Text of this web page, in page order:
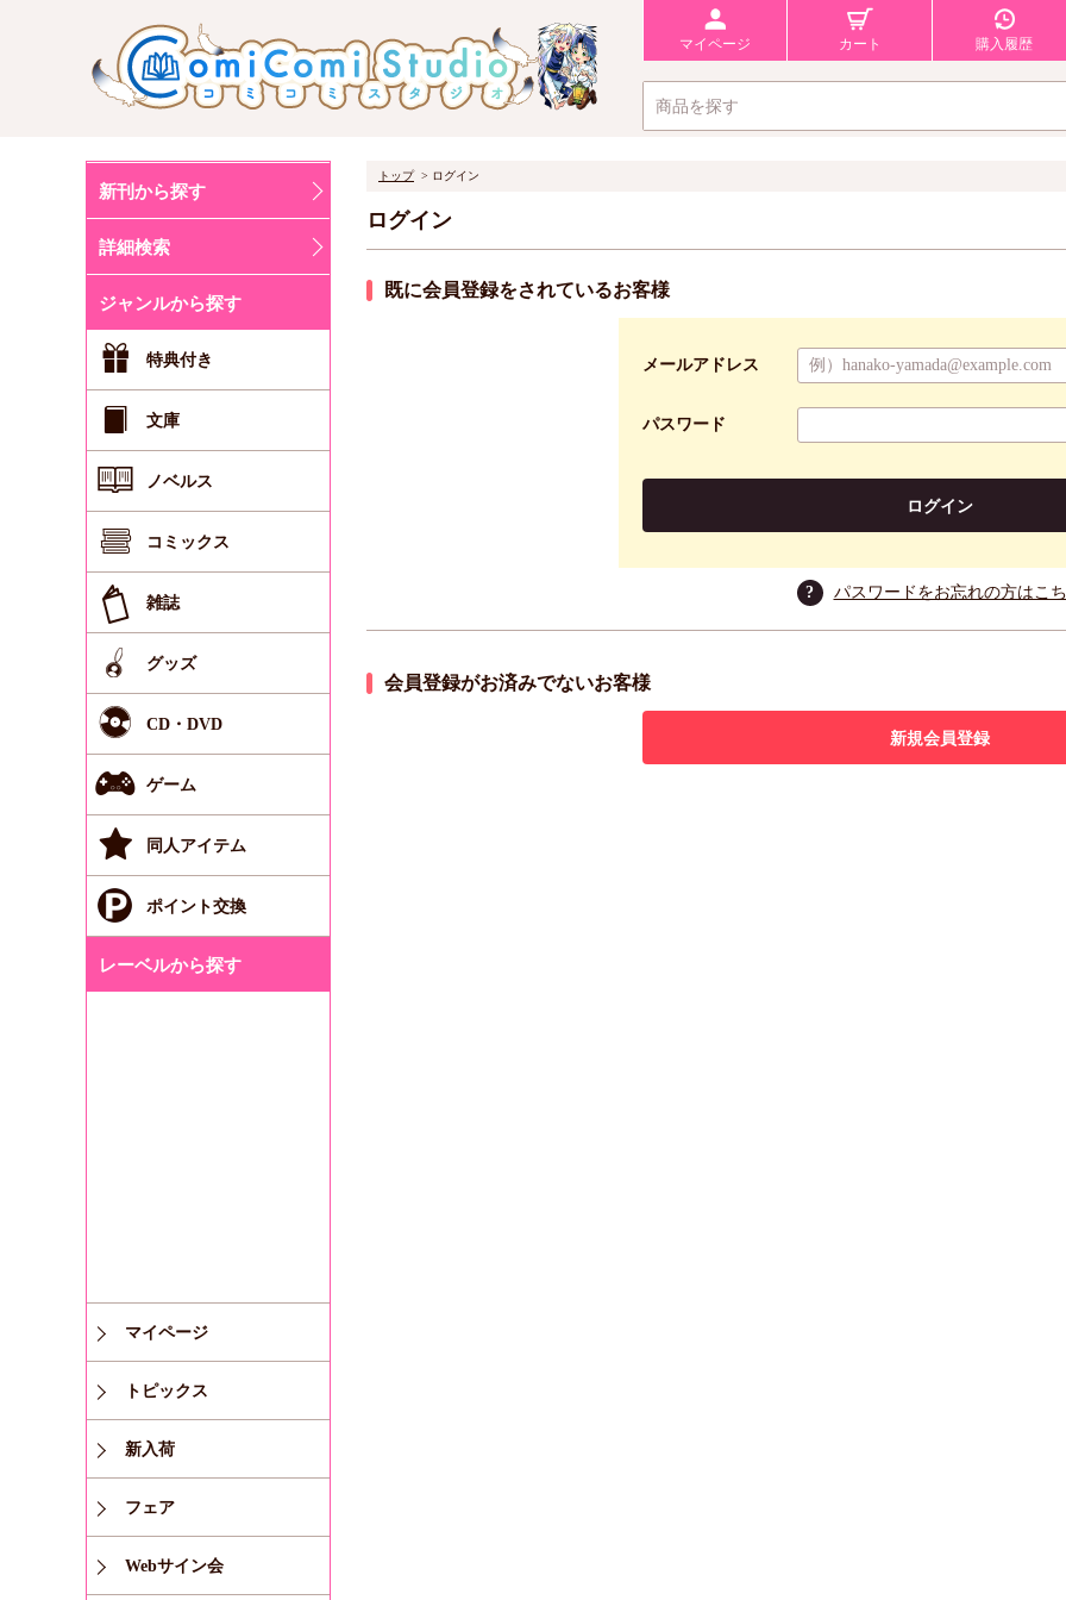
マイページ カート 購入履歴
新刊から探す
詳細検索
ジャンルから探す
特典付き
文庫
ノベルス
コミックス
雑誌
グッズ
CD・DVD
ゲーム
同人アイテム
ポイント交換
レーベルから探す
マイページ
トピックス
新入荷
フェア
Webサイン会
トップ ログイン
ログイン
既に会員登録をされているお客様
メールアドレス
パスワード
ログイン
? パスワードをお忘れの方はこ
会員登録がお済みでないお客様
新規会員登録